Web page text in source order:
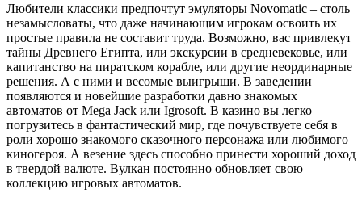
Любители классики предпочтут эмуляторы Novomatic – столь
незамысловаты, что даже начинающим игрокам освоить их
простые правила не составит труда. Возможно, вас привлекут
тайны Древнего Египта, или экскурсии в средневековье, или
капитанство на пиратском корабле, или другие неординарные
решения. А с ними и весомые выигрыши. В заведении
появляются и новейшие разработки давно знакомых
автоматов от Mega Jack или Igrosoft. В казино вы легко
погрузитесь в фантастический мир, где почувствуете себя в
роли хорошо знакомого сказочного персонажа или любимого
киногероя. А везение здесь способно принести хороший доход
в твердой валюте. Вулкан постоянно обновляет свою
коллекцию игровых автоматов.